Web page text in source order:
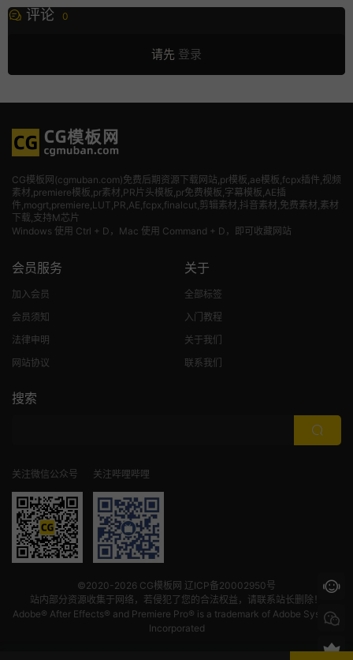
评论 0
请先 登录
CG模板网(cgmuban.com)免费后期资源下载网站,pr模板,ae模板,fcpx插件,视频
素材 ,premiere模板,pr素材,PR片头模板,pr免费模板,字幕模板,AE插
件,mogrt,premiere,LUT,PR,AE,fcpx,finalcut,剪辑素材,抖音素材,免费素材,素材
下载,支持M芯片
Windows 使用 Ctrl + D，Mac 使用 Command + D，即可收藏网站
会员服务
加入会员
会员须知
法律申明
网站协议
关于
全部标签
入门教程
关于我们
联系我们
搜索
关注微信公众号 关注哔哩哔哩
©2020-2026 CG模板网 辽ICP备20002950号
站内部分资源收集于网络，若侵犯了您的合法权益，请联系站长删除！
Adobe® After Effects® and Premiere Pro® is a trademark of Adobe Systems
Incorporated